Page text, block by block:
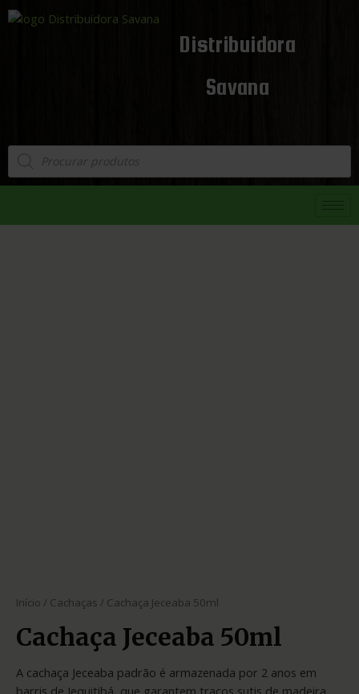
Distribuidora
Savana
Início / Cachaças / Cachaça Jeceaba 50ml
Cachaça Jeceaba 50ml
A cachaça Jeceaba padrão é armazenada por 2 anos em
barris de Jequitibá, que garantem traços sutis de madeira